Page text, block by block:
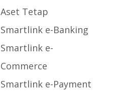
Aset Tetap
Smartlink e-Banking
Smartlink e-
Commerce
Smartlink e-Payment